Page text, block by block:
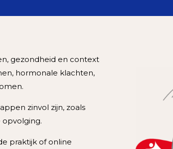
gezondheid en context
hormonale klachten,
zinvol zijn, zoals
opvolging.
praktijk of online